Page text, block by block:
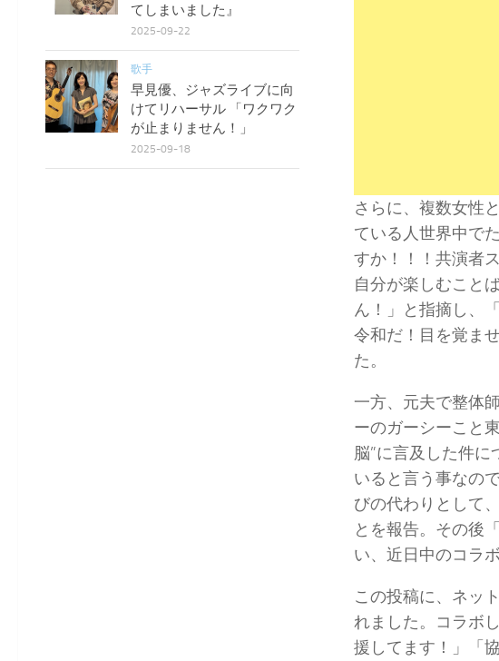
さらに、複数女性
ている人世界中で
すか！！！共演者
自分が楽しむこと
ん！」と指摘し、
令和だ！目を覚ま
た。
一方、元夫で整体
ーのガーシーこと
脳”に言及した件に
いると言う事なの
びの代わりとして
とを報告。その後
い、近日中のコラ
この投稿に、ネッ
れました。コラボ
援してます！」「
てしまいました』
2025-09-22
歌手
早見優、ジャズライブに向
けてリハーサル 「ワクワク
が止まりません！」
2025-09-18